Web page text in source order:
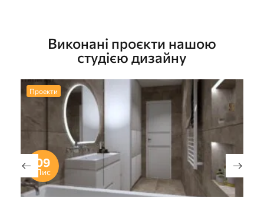
Виконані проєкти нашою
студією дизайну
09
Лис
Проекти